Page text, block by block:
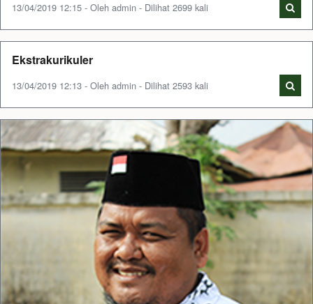
13/04/2019 12:15 - Oleh admin - Dilihat 2699 kali
Ekstrakurikuler
13/04/2019 12:13 - Oleh admin - Dilihat 2593 kali